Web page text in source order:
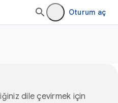
Oturum aç
dile çevirmek için